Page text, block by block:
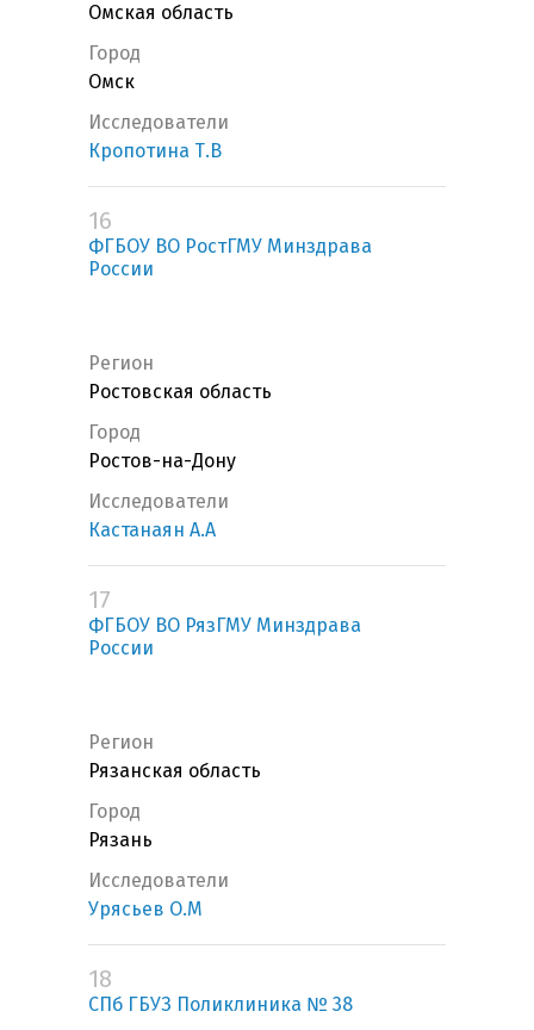
Омская область
Город
Омск
Исследователи
Кропотина Т.В
16
ФГБОУ ВО РостГМУ Минздрава
России
Регион
Ростовская область
Город
Ростов-на-Дону
Исследователи
Кастанаян А.А
17
ФГБОУ ВО РязГМУ Минздрава
России
Регион
Рязанская область
Город
Рязань
Исследователи
Урясьев О.М
18
СПб ГБУЗ Поликлиника № 38